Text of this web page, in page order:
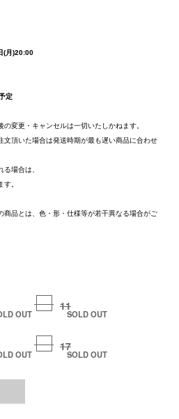
(月)20:00
定
変更・キャンセルは一切いたしかねます。
頂いた場合は発送時期が最も遅い商品に合わせ
場合は、
。
品とは、色・形・仕様等が若干異なる場合がご
OUT
11
SOLD OUT
OUT
17
SOLD OUT